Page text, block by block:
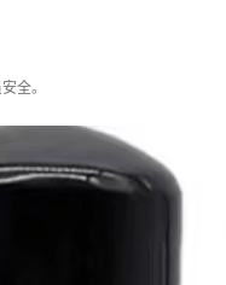
全。